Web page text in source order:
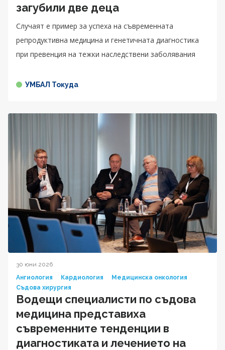
загубили две деца
Случаят е пример за успеха на съвременната
репродуктивна медицина и генетичната диагностика
при превенция на тежки наследствени заболявания
УМБАЛ Токуда
30 юни 2026
Ангиология
Кардиология
Медицинска онкология
Съдова хирургия
Водещи специалисти по съдова
медицина представиха
съвременните тенденции в
диагностиката и лечението на